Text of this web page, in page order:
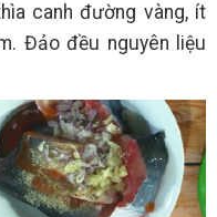
canh đường vàng, ít
Đảo đều nguyên liệu